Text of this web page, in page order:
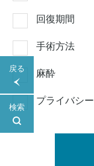
戻る
検索
回復期間
手術方法
麻酔
プライバシー